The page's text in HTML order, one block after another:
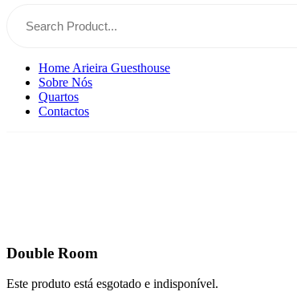
Home Arieira Guesthouse
Sobre Nós
Quartos
Contactos
Double Room
Este produto está esgotado e indisponível.